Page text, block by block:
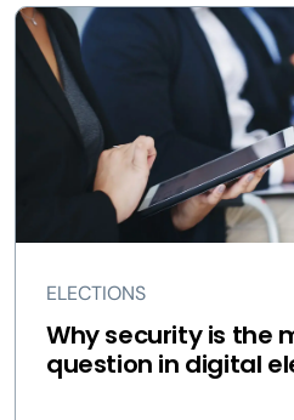
ELECTIONS
Why security is the
question in digital